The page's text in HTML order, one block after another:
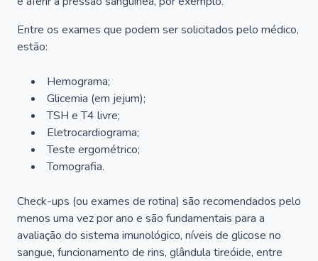
Entre os exames que podem ser solicitados pelo médico,
estão:
Hemograma;
Glicemia (em jejum);
TSH e T4 livre;
Eletrocardiograma;
Teste ergométrico;
Tomografia.
Check-ups (ou exames de rotina) são recomendados pelo
menos uma vez por ano e são fundamentais para a
avaliação do sistema imunológico, níveis de glicose no
sangue, funcionamento de rins, glândula tireóide, entre